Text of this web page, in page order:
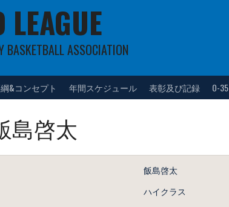
BASKETBALL ASSOCIATION
&コンセプト 年間スケジュール 表彰及び記録 O-35
島啓太
飯島啓太
ハイクラス